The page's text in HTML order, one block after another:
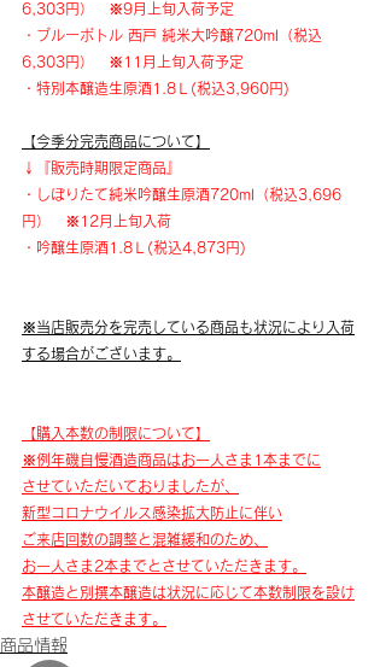
6,303円）　※9月上旬入荷予定
・ブルーボトル 西戸 純米大吟醸720ml（税込
6,303円）　※11月上旬入荷予定
・特別本醸造生原酒1.8Ｌ(税込3,960円)
【今季分完売商品について】
↓『販売時期限定商品』
・しぼりたて純米吟醸生原酒720ml（税込3,696
円）　※12月上旬入荷
・吟醸生原酒1.8Ｌ(税込4,873円)
※当店販売分を完売している商品も状況により入荷
する場合がございます。
​【購入本数の制限について】
※例年磯自慢酒造商品はお一人さま1本までに
させていただいておりましたが、
​新型コロナウイルス感染拡大防止に伴い
ご来店回数の調整と混雑緩和のため、
お一人さま2本までとさせていただきます。
本醸造と別撰本醸造は状況に応じて本数制限を設け
させていただきます。
商品情報